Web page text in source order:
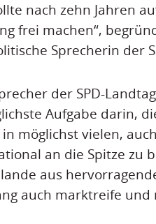
nach zehn Jahren
frei machen“,
Sprecherin der
der SPD-
Aufgabe darin,
möglichst vielen,
an die Spitze zu
aus
auch marktreife und